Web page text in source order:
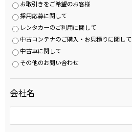
お取引きをご希望のお客様
採用応募に関して
レンタカーのご利用に関して
中古コンテナのご購入・お見積りに関して
中古車に関して
その他のお問い合わせ
会社名